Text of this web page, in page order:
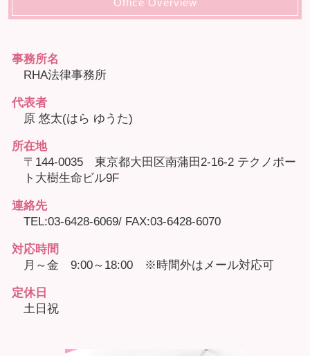
事務所名
RHA法律事務所
代表者
原 悠太(はら ゆうた)
所在地
〒144-0035 東京都大田区南蒲田2-16-2 テクノポー
ト大樹生命ビル9F
連絡先
TEL:03-6428-6069/ FAX:03-6428-6070
対応時間
月～金 9:00～18:00 ※時間外はメール対応可
定休日
土日祝